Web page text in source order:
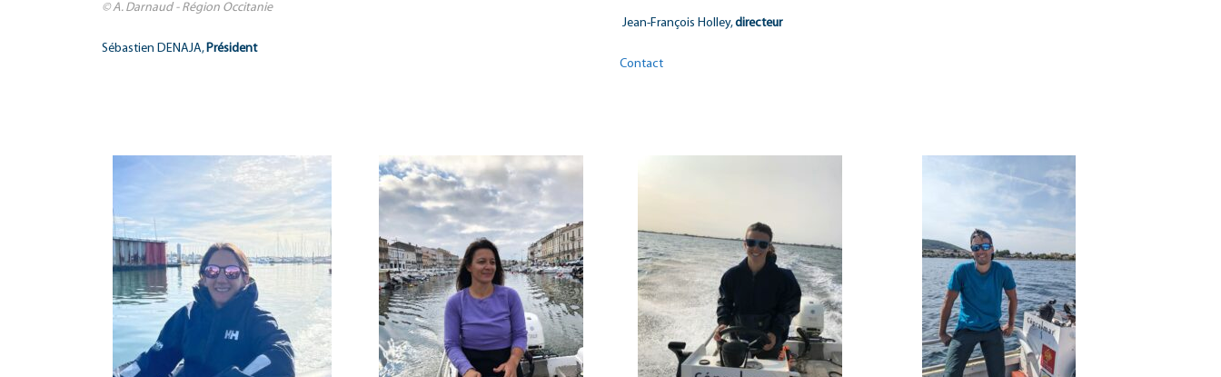
© A. Darnaud - Région Occitanie
Sébastien DENAJA, Président
Jean-François Holley,directeur
Contact